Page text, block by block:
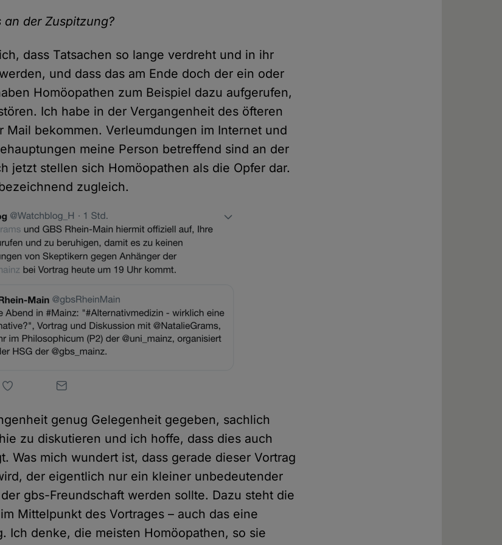
an der Zuspitzung?
dass Tatsachen so lange verdreht und in ihr
und dass das am Ende doch der ein oder
Homöopathen zum Beispiel dazu aufgerufen,
Ich habe in der Vergangenheit des öfteren
Mail bekommen. Verleumdungen im Internet und
meine Person betreffend sind an der
jetzt stellen sich Homöopathen als die Opfer dar.
zugleich.
genug Gelegenheit gegeben, sachlich
zu diskutieren und ich hoffe, dass dies auch
Was mich wundert ist, dass gerade dieser Vortrag
der eigentlich nur ein kleiner unbedeutender
gbs-Freundschaft werden sollte. Dazu steht die
Mittelpunkt des Vortrages – auch das eine
Ich denke, die meisten Homöopathen, so sie